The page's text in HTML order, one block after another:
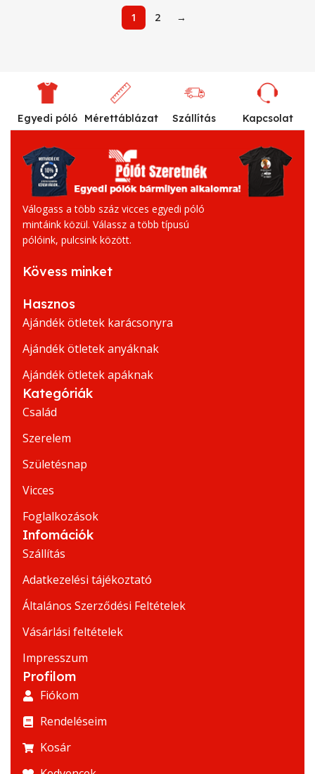
1 2 →
Egyedi póló Mérettáblázat Szállítás Kapcsolat
Válogass a több száz vicces egyedi póló
mintáink közül. Válassz a több típusú
pólóink, pulcsink között.
Kövess minket
Hasznos
Ajándék ötletek karácsonyra
Ajándék ötletek anyáknak
Ajándék ötletek apáknak
Kategóriák
Család
Szerelem
Születésnap
Vicces
Foglalkozások
Infomációk
Szállítás
Adatkezelési tájékoztató
Általános Szerződési Feltételek
Vásárlási feltételek
Impresszum
Profilom
Fiókom
Rendeléseim
Kosár